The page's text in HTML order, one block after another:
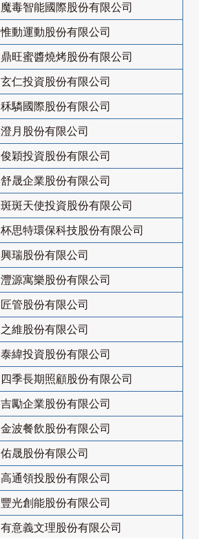
魔毒智能國際股份有限公司
惟動運動股份有限公司
鼎旺蜜醬燒烤股份有限公司
玄仁投資股份有限公司
秝驎國際股份有限公司
澄月股份有限公司
俊穎投資股份有限公司
舒晟企業股份有限公司
斑斑天使投資股份有限公司
杯思特環保科技股份有限公司
興瑞股份有限公司
灃源寓樂股份有限公司
匠管股份有限公司
之維股份有限公司
泰緯投資股份有限公司
四季長期照顧股份有限公司
吉勵企業股份有限公司
金波餐飲股份有限公司
佑晟股份有限公司
高通領投股份有限公司
豐光創能股份有限公司
有意義文理股份有限公司